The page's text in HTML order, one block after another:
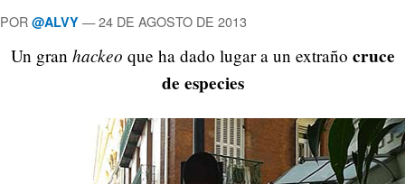
POR @ALVY —24 DE AGOSTO DE 2013
Un gran hackeo que ha dado lugar a un extraño cruce
de especies